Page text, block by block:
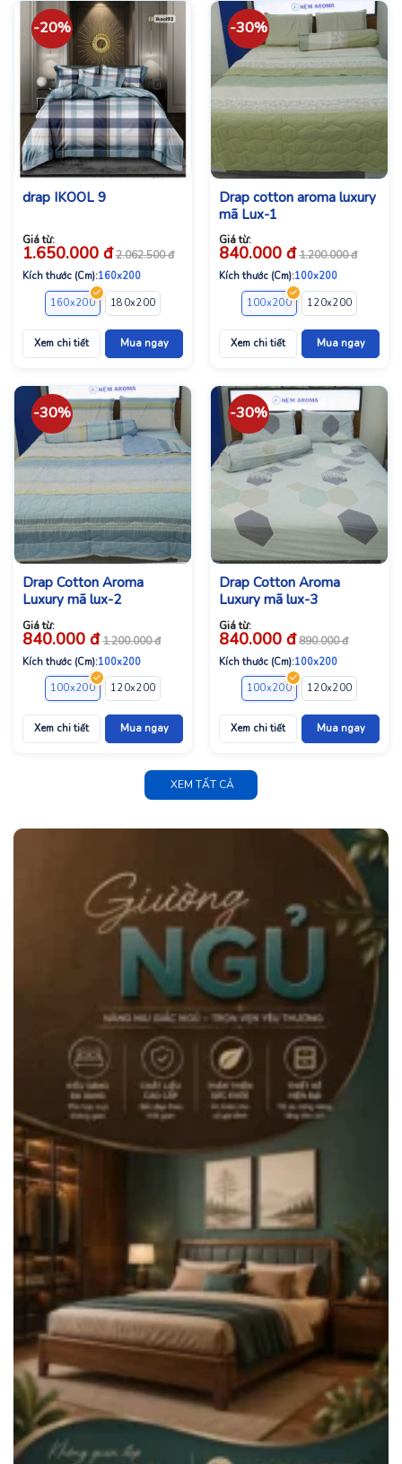
-20%
drap IKOOL 9
Giá từ:
1.650.000 đ 2.062.500đ
Kích thước (Cm):160x200
160x200
180x200
Xem chi tiết Mua ngay
-30%
Drap cotton aroma luxury
mã Lux-1
Giá từ:
840.000 đ 1.200.000đ
Kích thước (Cm):100x200
100x200
120x200
Xem chi tiết Mua ngay
-30%
Drap Cotton Aroma
Luxury mã lux-2
Giá từ:
840.000 đ 1.200.000đ
Kích thước (Cm):100x200
100x200
120x200 160x200 180x200
Xem chi tiết Mua ngay
-30%
Drap Cotton Aroma
Luxury mã lux-3
Giá từ:
840.000 đ 890.000đ
Kích thước (Cm):100x200
100x200
120x200
Xem chi tiết Mua ngay
XEM TẤT CẢ